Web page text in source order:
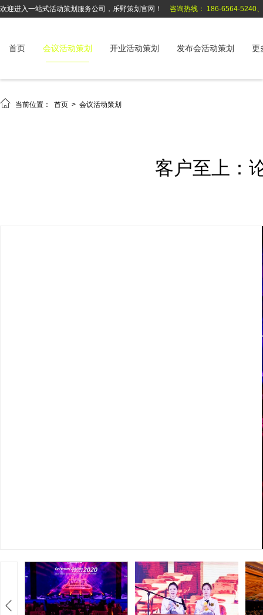
欢迎进入一站式活动策划服务公司，乐野策划官网！ 咨询热线： 186-6564-5240
首页 会议活动策划 开业活动策划 发布会活动策划 更
 当前位置： 首页 > 会议活动策划
客户至上：